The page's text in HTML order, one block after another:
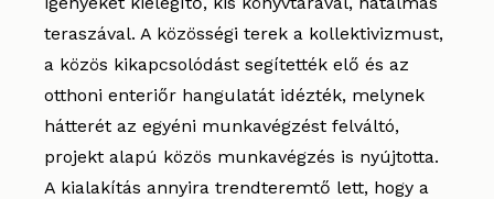
teraszával. A közösségi terek a kollektivizmust,
a közös kikapcsolódást segítették elő és az
otthoni enteriőr hangulatát idézték, melynek
hátterét az egyéni munkavégzést felváltó,
projekt alapú közös munkavégzés is nyújtotta.
A kialakítás annyira trendteremtő lett, hogy a